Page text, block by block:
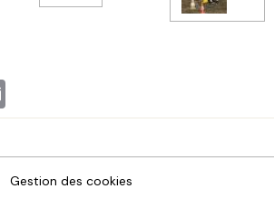
Gestion des cookies